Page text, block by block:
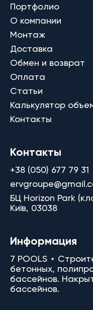
Портфолио
О компании
Монтаж
Доставка
Обмен и возврат
Оплата
Статьи
Калькулятор
Контакты
Контакты
+38 (050) 677 79 31
БЦ Horizon Park
Київ, 03038
Информация
7 POOLS ⋆
бетонных,
бассейнов.
бассейнов.